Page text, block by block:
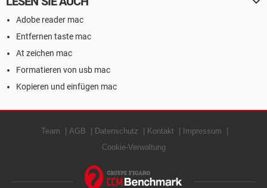
Adobe reader mac
Entfernen taste mac
At zeichen mac
Formatieren von usb mac
Kopieren und einfügen mac
Team AGB Datenschutz Kontakt
Impressum
Cookie-Verwaltung